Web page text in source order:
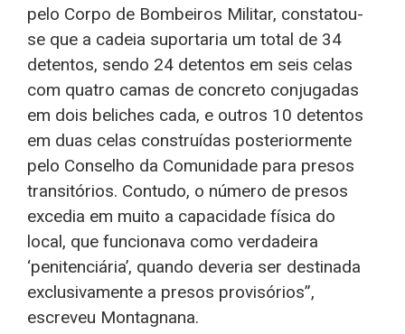
pelo Corpo de Bombeiros Militar, constatou-
se que a cadeia suportaria um total de 34
detentos, sendo 24 detentos em seis celas
com quatro camas de concreto conjugadas
em dois beliches cada, e outros 10 detentos
em duas celas construídas posteriormente
pelo Conselho da Comunidade para presos
transitórios. Contudo, o número de presos
excedia em muito a capacidade física do
local, que funcionava como verdadeira
‘penitenciária’, quando deveria ser destinada
exclusivamente a presos provisórios”,
escreveu Montagnana.